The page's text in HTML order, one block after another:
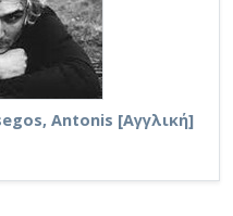
Antonis [Αγγλική]